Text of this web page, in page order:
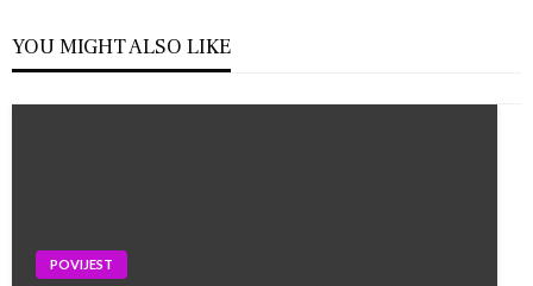
YOU MIGHT ALSO LIKE
POVIJEST